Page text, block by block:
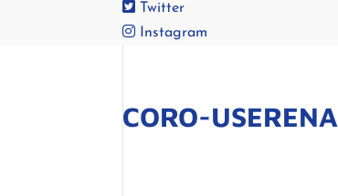
Twitter
Instagram
CORO-USERENA